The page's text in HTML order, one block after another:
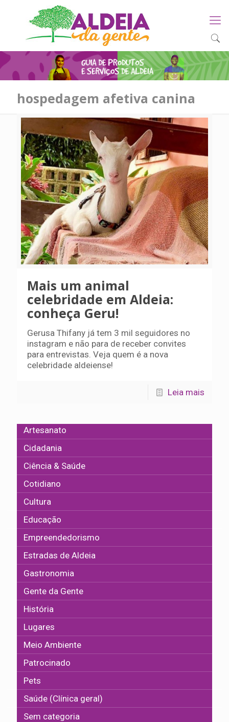
hospedagem afetiva canina
Mais um animal
celebridade em Aldeia:
conheça Geru!
Gerusa Thifany já tem 3 mil seguidores no
instagram e não para de receber convites
para entrevistas. Veja quem é a nova
celebridade aldeiense!
Leia mais
Artesanato
Cidadania
Ciência & Saúde
Cotidiano
Cultura
Educação
Empreendedorismo
Estradas de Aldeia
Gastronomia
Gente da Gente
História
Lugares
Meio Ambiente
Patrocinado
Pets
Saúde (Clínica geral)
Sem categoria